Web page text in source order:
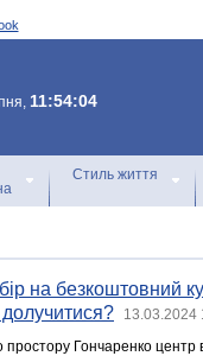
11:54:04
Стиль життя
на безкоштовний
13.03.2024
простору Гончаренко центр